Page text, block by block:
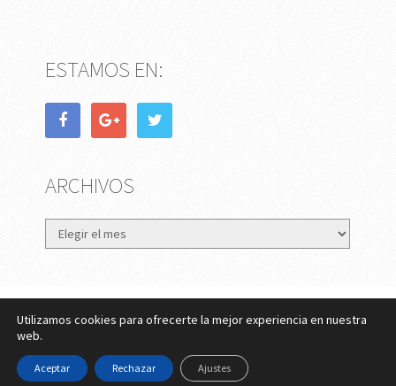
ESTAMOS EN:
ARCHIVOS
Archivos
eMujer.com
Copyright © 2026.
Contactar ||Datos Legales y Privacidad
Cookies
Utilizamos cookies para ofrecerte la mejor experiencia en nuestra
web.
Aceptar Rechazar Ajustes